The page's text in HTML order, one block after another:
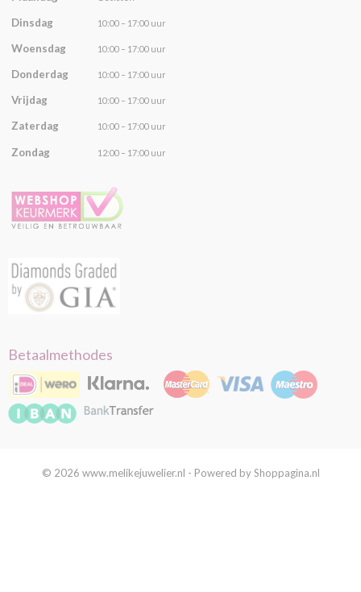
Dinsdag 10:00 – 17:00 uur
Woensdag 10:00 – 17:00 uur
Donderdag 10:00 – 17:00 uur
Vrijdag 10:00 – 17:00 uur
Zaterdag 10:00 – 17:00 uur
Zondag 12:00 – 17:00 uur
Betaalmethodes
© 2026 www.melikejuwelier.nl - Powered by Shoppagina.nl